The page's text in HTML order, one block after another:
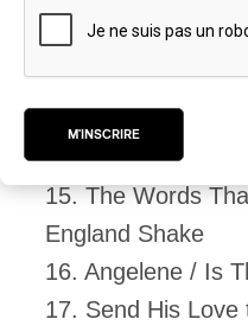
chanté par John
Shake
14. The Glorious
Shake
15. The Words
England Shake
16. Angelene / Is
17. Send His Love
M'INSCRIRE